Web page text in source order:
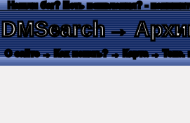
Нашли баг? Есть пожелания? -
DMSearch→
О сайте → Как искать? → Карта → Текс.